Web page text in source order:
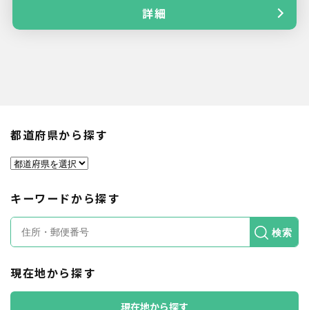
詳細
都道府県から探す
キーワードから探す
検索
現在地から探す
現在地から探す